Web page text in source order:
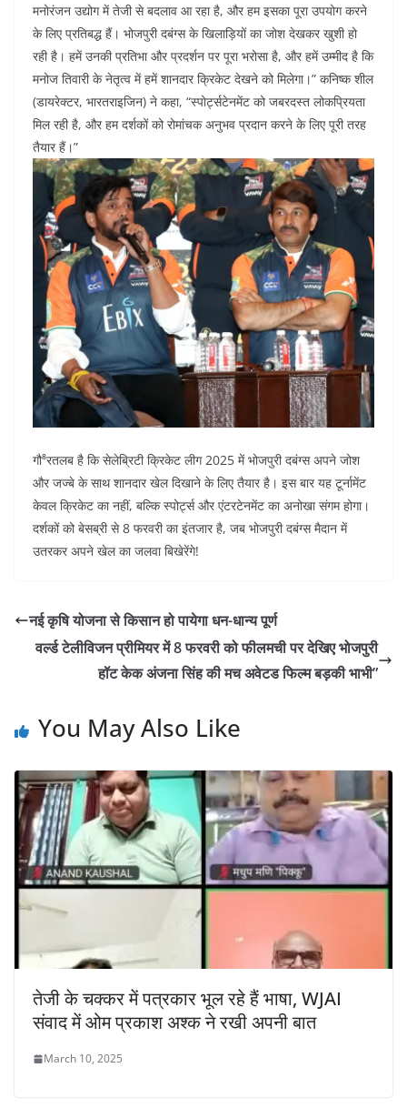
मनोरंजन उद्योग में तेजी से बदलाव आ रहा है, और हम इसका पूरा उपयोग करने
के लिए प्रतिबद्ध हैं। भोजपुरी दबंग्स के खिलाड़ियों का जोश देखकर खुशी हो
रही है। हमें उनकी प्रतिभा और प्रदर्शन पर पूरा भरोसा है, और हमें उम्मीद है कि
मनोज तिवारी के नेतृत्व में हमें शानदार क्रिकेट देखने को मिलेगा।” कनिष्क शील
(डायरेक्टर, भारतराइजिन) ने कहा, “स्पोर्ट्सटेनमेंट को जबरदस्त लोकप्रियता
मिल रही है, और हम दर्शकों को रोमांचक अनुभव प्रदान करने के लिए पूरी तरह
तैयार हैं।”
गौ⁸रतलब है कि सेलेब्रिटी क्रिकेट लीग 2025 में भोजपुरी दबंग्स अपने जोश
और जज्बे के साथ शानदार खेल दिखाने के लिए तैयार है। इस बार यह टूर्नामेंट
केवल क्रिकेट का नहीं, बल्कि स्पोर्ट्स और एंटरटेनमेंट का अनोखा संगम होगा।
दर्शकों को बेसब्री से 8 फरवरी का इंतजार है, जब भोजपुरी दबंग्स मैदान में
उतरकर अपने खेल का जलवा बिखेरेंगे!
नई कृषि योजना से किसान हो पायेगा धन-धान्य पूर्ण
वर्ल्ड टेलीविजन प्रीमियर में 8 फरवरी को फीलमची पर देखिए भोजपुरी
हॉट केक अंजना सिंह की मच अवेटड फिल्म बड़की भाभी”
You May Also Like
तेजी के चक्कर में पत्रकार भूल रहे हैं भाषा, WJAI
संवाद में ओम प्रकाश अश्क ने रखी अपनी बात
March 10, 2025